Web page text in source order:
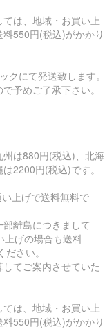
は、地域・お買い上
550円(税込)がかかり
クにて発送致します。
予めご了承下さい。
は880円(税込)、北海
2200円(税込)です。
上げで送料無料で
離島につきまして
上げの場合も送料
さい。
てご案内させていた
は、地域・お買い上
550円(税込)がかかり